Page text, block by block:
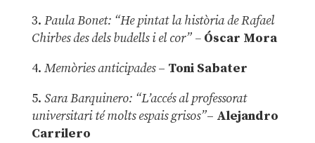
3. Paula Bonet: “He pintat la història de Rafael
Chirbes des dels budells i el cor” –Óscar Mora
4. Memòries anticipades– Toni Sabater
5. Sara Barquinero: “L’accés al professorat
universitari té molts espais grisos”– Alejandro
Carrilero